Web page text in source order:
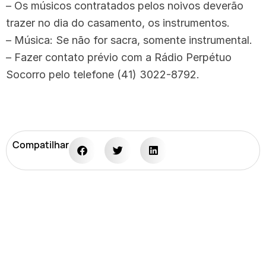
– Os músicos contratados pelos noivos deverão
trazer no dia do casamento, os instrumentos.
– Música: Se não for sacra, somente instrumental.
– Fazer contato prévio com a Rádio Perpétuo
Socorro pelo telefone (41) 3022-8792.
Compatilhar